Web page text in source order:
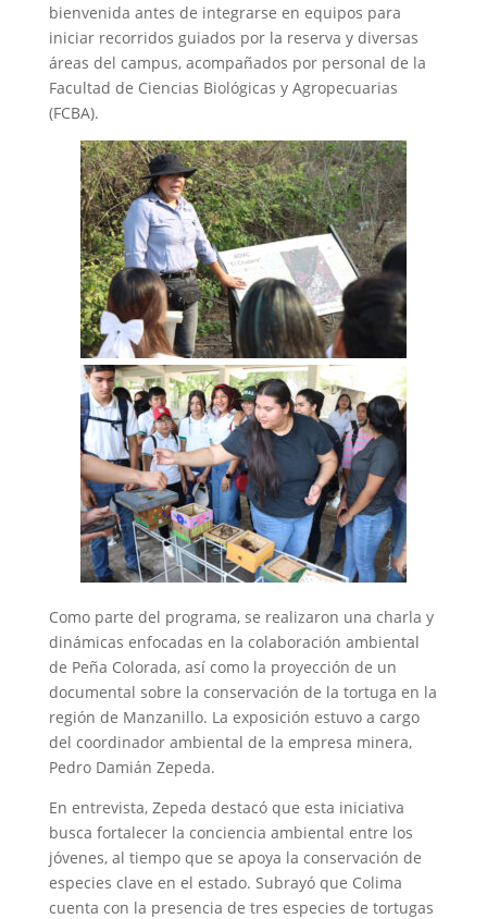
bienvenida antes de integrarse en equipos para
iniciar recorridos guiados por la reserva y diversas
áreas del campus, acompañados por personal de la
Facultad de Ciencias Biológicas y Agropecuarias
(FCBA).
Como parte del programa, se realizaron una charla y
dinámicas enfocadas en la colaboración ambiental
de Peña Colorada, así como la proyección de un
documental sobre la conservación de la tortuga en la
región de Manzanillo. La exposición estuvo a cargo
del coordinador ambiental de la empresa minera,
Pedro Damián Zepeda.
En entrevista, Zepeda destacó que esta iniciativa
busca fortalecer la conciencia ambiental entre los
jóvenes, al tiempo que se apoya la conservación de
especies clave en el estado. Subrayó que Colima
cuenta con la presencia de tres especies de tortugas